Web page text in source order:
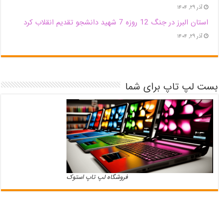
آذر ۲۹, ۱۴۰۴
استان البرز در جنگ 12 روزه 7 شهید دانشجو تقدیم انقلاب کرد
آذر ۲۹, ۱۴۰۴
بست لپ تاپ برای شما
فروشگاه لپ تاپ استوک